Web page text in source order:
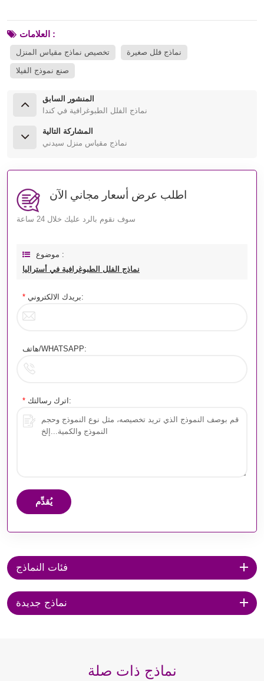
العلامات :
تخصيص نماذج مقياس المنزل نماذج فلل صغيرة
صنع نموذج الفيلا
المنشور السابق
نماذج الفلل الطبوغرافية في كندا
المشاركة التالية
نماذج مقياس منزل سيدني
اطلب عرض أسعار مجاني الآن
سوف نقوم بالرد عليك خلال 24 ساعة
موضوع :
نماذج الفلل الطبوغرافية في أستراليا
* بريدك الالكتروني:
هاتف/WHATSAPP:
* اترك رسالتك:
يُقدِّم
فئات النماذج
نماذج جديدة
نماذج ذات صلة